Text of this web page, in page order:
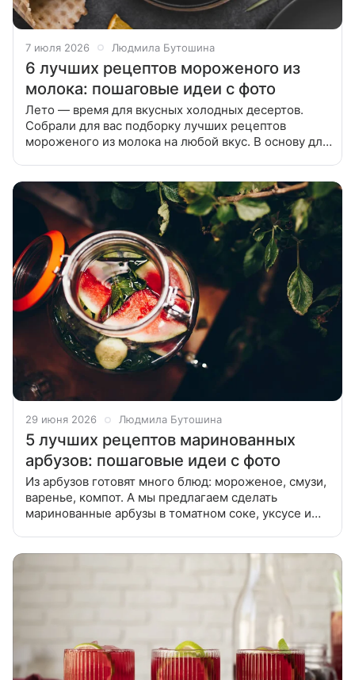
7 июля 2026 Людмила Бутошина
6 лучших рецептов мороженого из
молока: пошаговые идеи с фото
Лето — время для вкусных холодных десертов.
Собрали для вас подборку лучших рецептов
мороженого из молока на любой вкус. В основу для
29 июня 2026 Людмила Бутошина
5 лучших рецептов маринованных
арбузов: пошаговые идеи с фото
Из арбузов готовят много блюд: мороженое, смузи,
варенье, компот. А мы предлагаем сделать
маринованные арбузы в томатном соке, уксусе и